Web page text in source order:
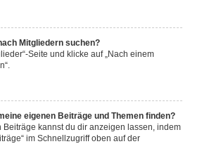
Mitgliedern suchen?
Seite und klicke auf „Nach einem
eigenen Beiträge und Themen finden?
Beiträge kannst du dir anzeigen lassen, indem
im Schnellzugriff oben auf der